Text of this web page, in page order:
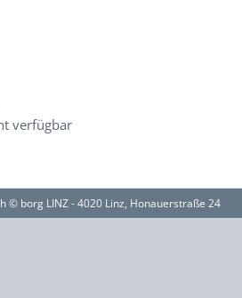
verfügbar
© borg LINZ - 4020 Linz, Honauerstraße 24